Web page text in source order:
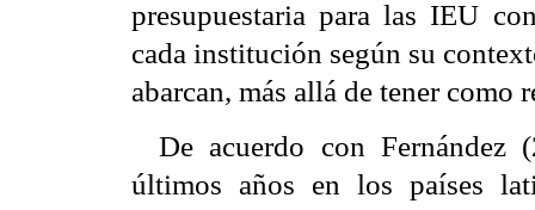
presupuestaria para las IEU
cada institución según su
abarcan, más allá de tener como
De acuerdo con Fernández
últimos años en los países